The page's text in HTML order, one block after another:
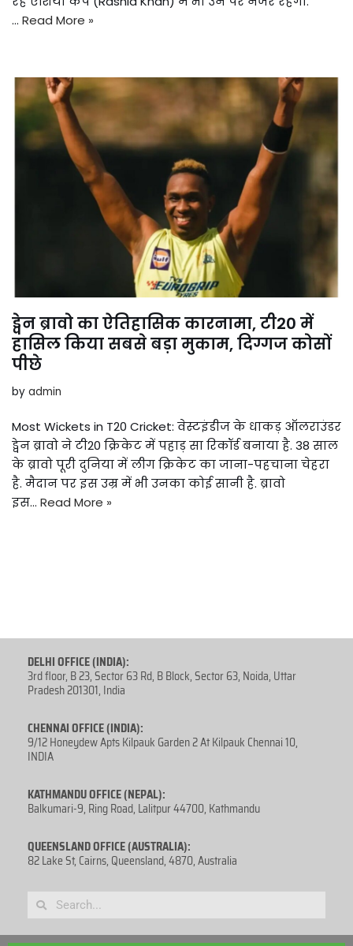
… Read More »
ड्वेन ब्रावो का ऐतिहासिक कारनामा, टी20 में
हासिल किया सबसे बड़ा मुकाम, दिग्गज कोसों
पीछे
by admin
Most Wickets in T20 Cricket: वेस्टइंडीज के धाकड़ ऑलराउंडर
ड्वेन ब्रावो ने टी20 क्रिकेट में पहाड़ सा रिकॉर्ड बनाया है. 38 साल
के ब्रावो पूरी दुनिया में लीग क्रिकेट का जाना-पहचाना चेहरा
है. मैदान पर इस उम्र में भी उनका कोई सानी है. ब्रावो
इस… Read More »
DELHI OFFICE (INDIA):
3rd floor, B 23, Sector 63 Rd, B Block, Sector 63, Noida, Uttar
Pradesh 201301, India
CHENNAI OFFICE (INDIA):
9/12 Honeydew Apts Kilpauk Garden 2 At Kilpauk Chennai 10,
INDIA
KATHMANDU OFFICE (NEPAL):
Balkumari-9, Ring Road, Lalitpur 44700, Kathmandu
QUEENSLAND OFFICE (AUSTRALIA):
82 Lake St, Cairns, Queensland, 4870, Australia